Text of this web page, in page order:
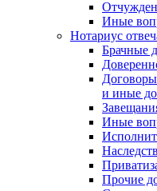
Иные
Нотариус
Брачные
и иные
Иные
Прочие